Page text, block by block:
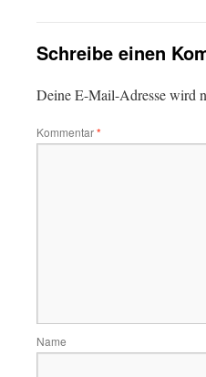
Schreibe einen
Deine E-Mail-Adresse wird
Kommentar*
Name